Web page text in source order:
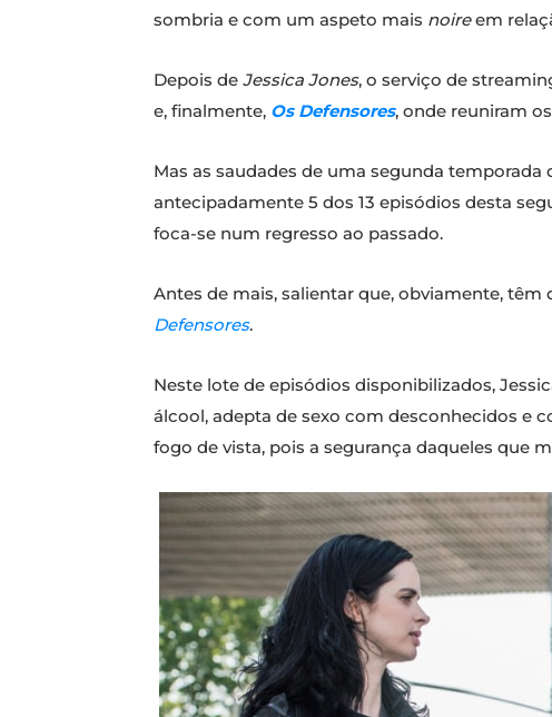
sombria e com um aspeto mais noireem
Depois de Jessica Jones, o serviço de
e, finalmente, Os Defensores, onde reuniram
Mas as saudades de uma segunda temporada
antecipadamente 5 dos 13 episódios desta
foca-se num regresso ao passado.
Antes de mais, salientar que, obviamente,
Defensores.
Neste lote de episódios disponibilizados,
álcool, adepta de sexo com desconhecidos e
fogo de vista, pois a segurança daqueles que